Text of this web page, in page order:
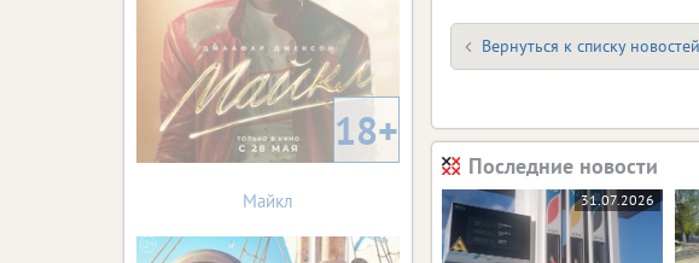
Вернуться к списку новостей
Последние новости
31.07.2026
18+
Майкл